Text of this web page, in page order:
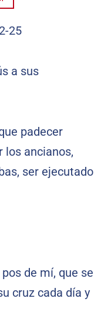
a sus
padecer
los ancianos,
ser ejecutado
de mí, que se
cruz cada día y